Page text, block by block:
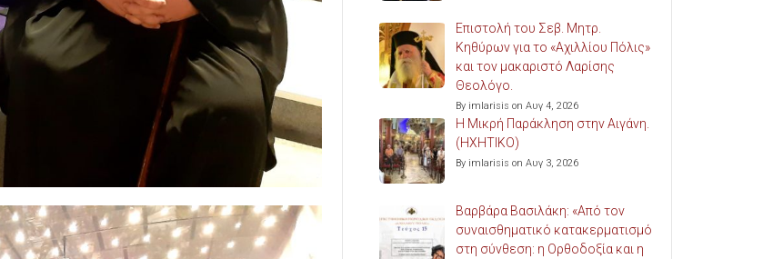
Επιστολή του Σεβ. Μητρ.
Κηθύρων για το «Αχιλλίου Πόλις»
και τον μακαριστό Λαρίσης
Θεολόγο.
By imlarisis on Αυγ 4, 2026
Η Μικρή Παράκληση στην Αιγάνη.
(ΗΧΗΤΙΚΟ)
By imlarisis on Αυγ 3, 2026
Βαρβάρα Βασιλάκη: «Από τον
συναισθηματικό κατακερματισμό
στη σύνθεση: η Ορθοδοξία και η